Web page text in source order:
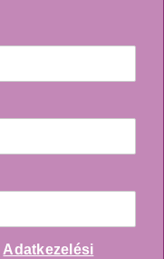
Adatkezelési